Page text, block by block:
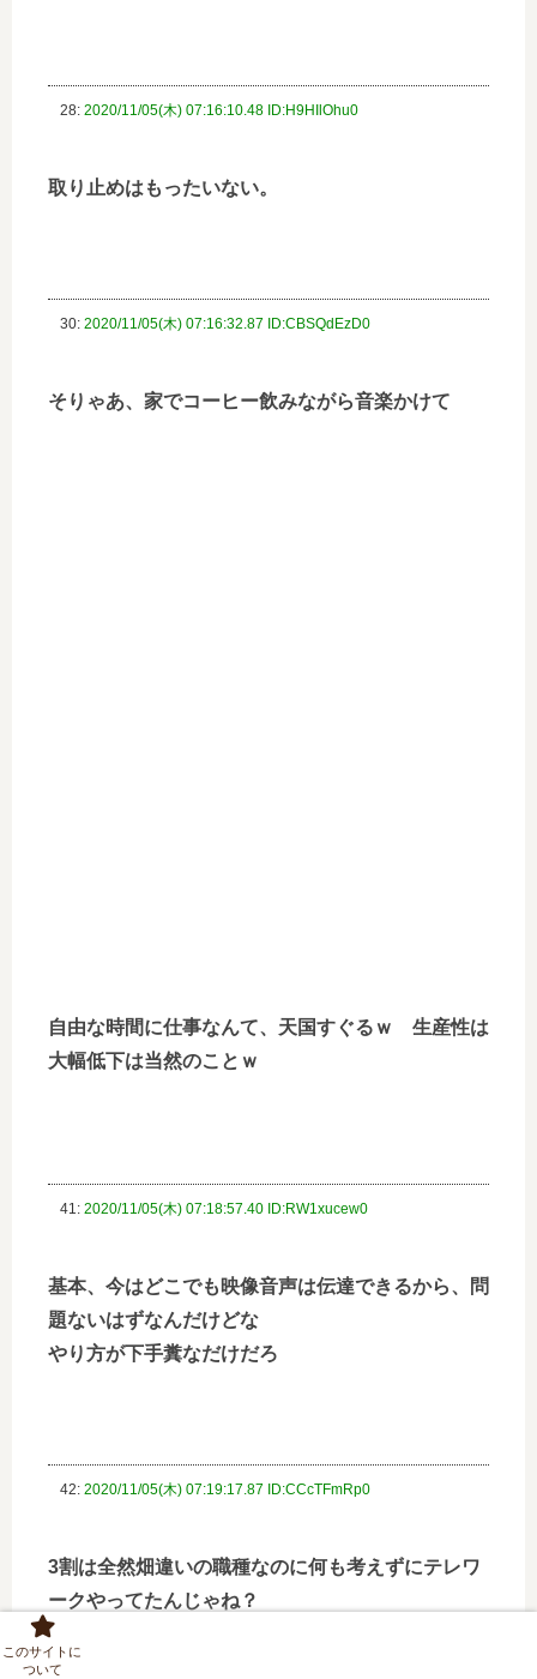
28: 2020/11/05(木) 07:16:10.48 ID:H9HIlOhu0
取り止めはもったいない。
30: 2020/11/05(木) 07:16:32.87 ID:CBSQdEzD0
そりゃあ、家でコーヒー飲みながら音楽かけて
自由な時間に仕事なんて、天国すぐるｗ 生産性は
大幅低下は当然のことｗ
41: 2020/11/05(木) 07:18:57.40 ID:RW1xucew0
基本、今はどこでも映像音声は伝達できるから、問
題ないはずなんだけどな
やり方が下手糞なだけだろ
42: 2020/11/05(木) 07:19:17.87 ID:CCcTFmRp0
3割は全然畑違いの職種なのに何も考えずにテレワ
ークやってたんじゃね？
このサイトに
ついて